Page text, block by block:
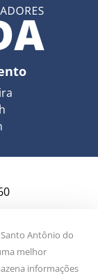
Antônio do
melhor
informações